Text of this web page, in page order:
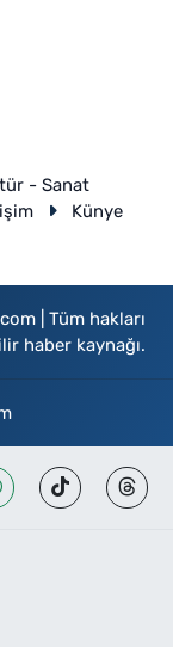
- Sanat
Künye
| Tüm hakları
haber kaynağı.